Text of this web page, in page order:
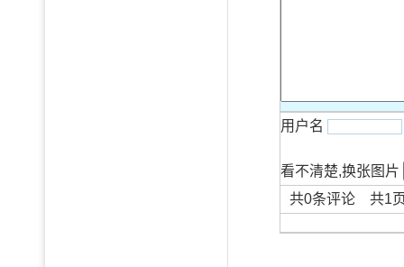
用户名
看不清楚,换张图片
共0条评论 共1